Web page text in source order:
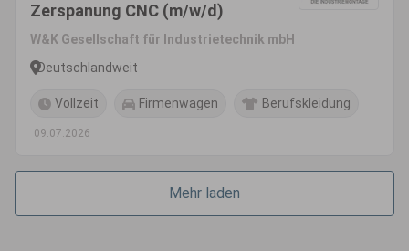
Zerspanung CNC (m/w/d)
W&K Gesellschaft für Industrietechnik mbH
Deutschlandweit
Vollzeit Firmenwagen Berufskleidung
09.07.2026
Mehr laden